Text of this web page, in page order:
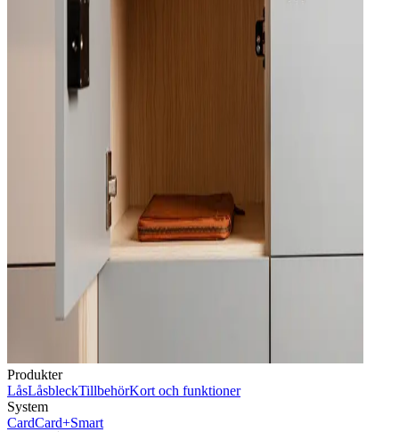
Produkter
LåsLåsbleckTillbehörKort och funktioner
System
CardCard+Smart